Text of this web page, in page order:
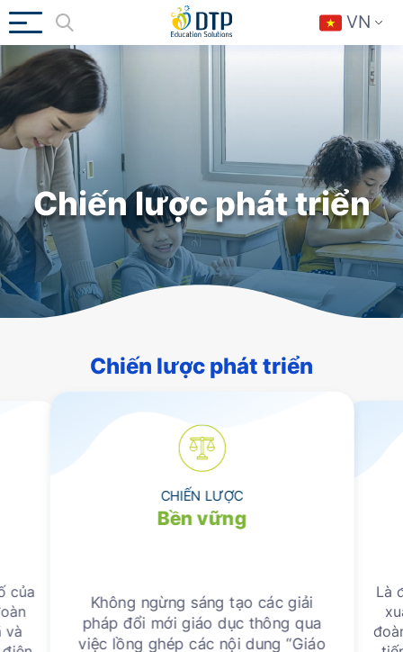
VN
Chiến lược phát triển
Chiến lược phát triển
của
và
CHIẾN LƯỢC
Bền vững
Không ngừng sáng tạo các giải
pháp đổi mới giáo dục thông qua
việc lồng ghép các nội dung “Giáo
Là